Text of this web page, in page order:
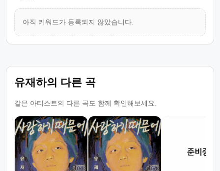
아직 키워드가 등록되지 않았습니다.
유재하의 다른 곡
같은 아티스트의 다른 곡도 함께 확인해보세요.